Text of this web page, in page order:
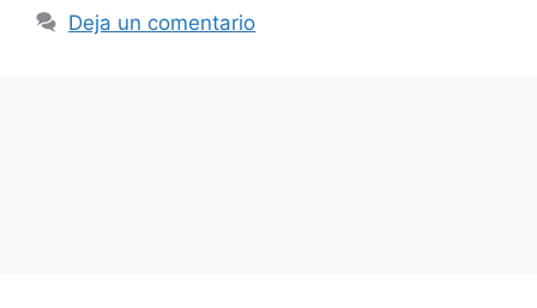
Deja un comentario